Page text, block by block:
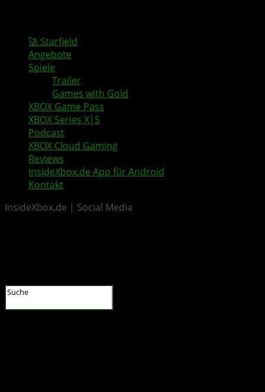
🚀 Starfield
Angebote
Spiele
Trailer
Games with Gold
XBOX Game Pass
XBOX Series X|S
Podcast
XBOX Cloud Gaming
Reviews
InsideXbox.de App für Android
Kontakt
InsideXbox.de | Social Media